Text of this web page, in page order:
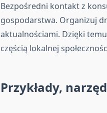
Bezpośredni kontakt z
gospodarstwa. Organizuj
aktualnościami. Dzięki
częścią lokalnej
Przykłady,